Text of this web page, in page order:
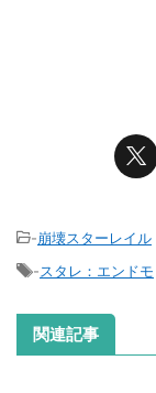
-崩壊スターレイル
-スタレ：エンドモ
関連記事